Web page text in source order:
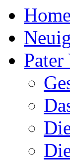
Home